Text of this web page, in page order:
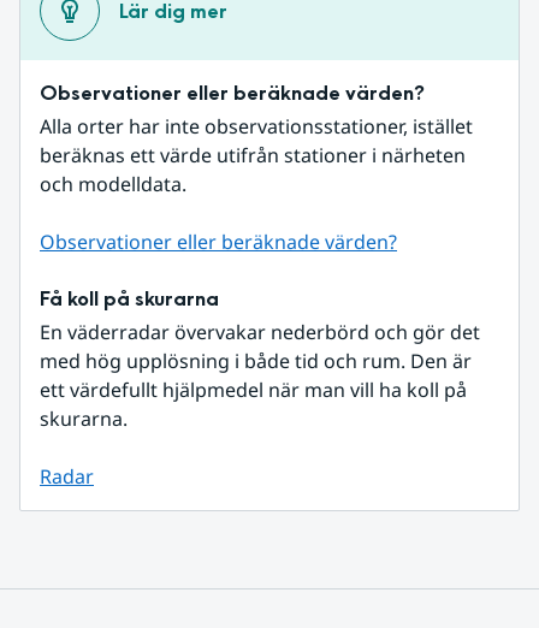
Lär dig mer
Observationer eller beräknade värden?
Alla orter har inte observationsstationer, istället
beräknas ett värde utifrån stationer i närheten
och modelldata.
Observationer eller beräknade värden?
Få koll på skurarna
En väderradar övervakar nederbörd och gör det
med hög upplösning i både tid och rum. Den är
ett värdefullt hjälpmedel när man vill ha koll på
skurarna.
Radar